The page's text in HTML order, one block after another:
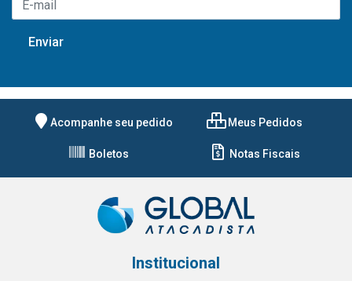
Acompanhe seu pedido Meus Pedidos
Boletos Notas Fiscais
Institucional